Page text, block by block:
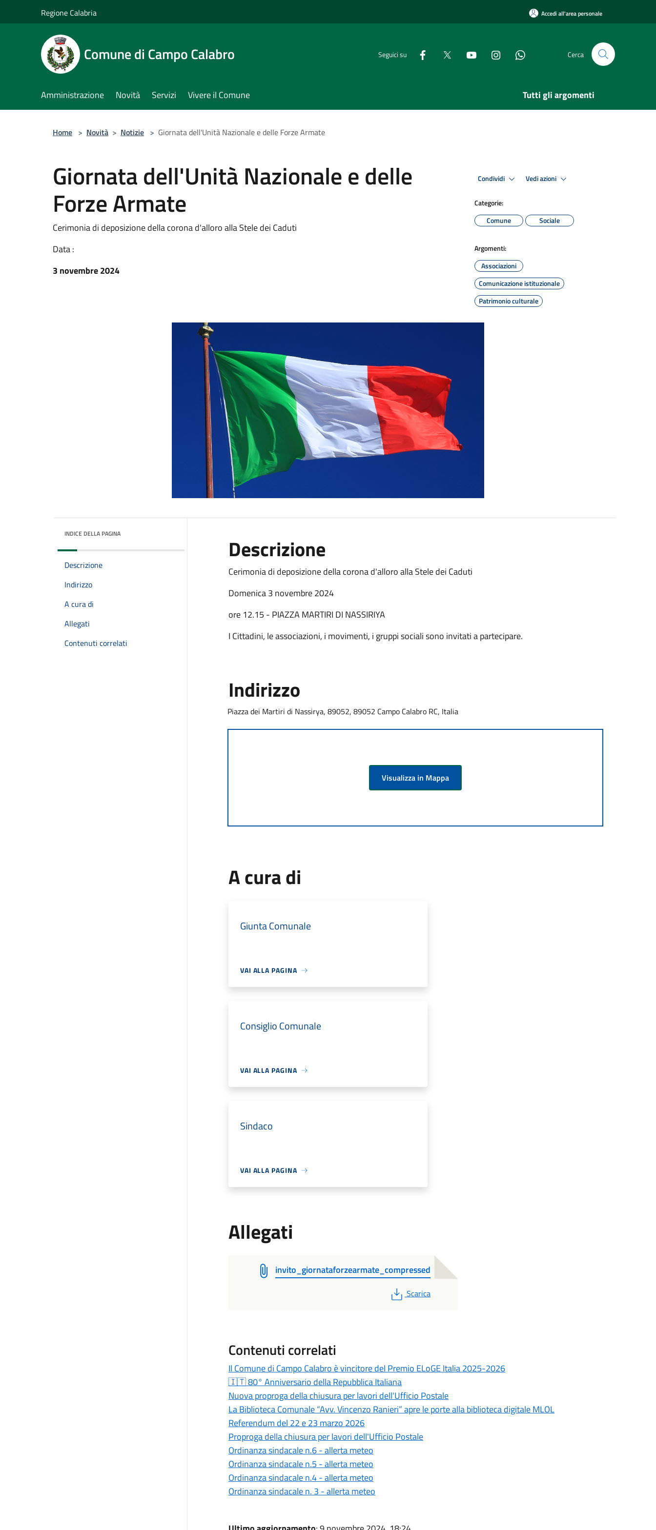
Regione Calabria Accedi all'area personale
Comune di Campo Calabro Seguici su Cerca
Amministrazione Novità Servizi Vivere il Comune Tutti gli argomenti
Home > Novità > Notizie > Giornata dell'Unità Nazionale e delle Forze Armate
Giornata dell'Unità Nazionale e delle
Forze Armate
Cerimonia di deposizione della corona d'alloro alla Stele dei Caduti
Data :
3 novembre 2024
Condividi Vedi azioni
Categorie:
Comune
Sociale
Argomenti:
Associazioni
Comunicazione istituzionale
Patrimonio culturale
INDICE DELLA PAGINA
Descrizione
Indirizzo
A cura di
Allegati
Contenuti correlati
Descrizione
Cerimonia di deposizione della corona d'alloro alla Stele dei Caduti
Domenica 3 novembre 2024
ore 12.15 - PIAZZA MARTIRI DI NASSIRIYA
I Cittadini, le associazioni, i movimenti, i gruppi sociali sono invitati a partecipare.
Indirizzo
Piazza dei Martiri di Nassirya, 89052, 89052 Campo Calabro RC, Italia
Visualizza in Mappa
A cura di
Giunta Comunale
VAI ALLA PAGINA
Consiglio Comunale
VAI ALLA PAGINA
Sindaco
VAI ALLA PAGINA
Allegati
invito_giornataforzearmate_compressed
PDF
Scarica
Contenuti correlati
Il Comune di Campo Calabro è vincitore del Premio ELoGE Italia 2025-2026
🇮🇹 80° Anniversario della Repubblica Italiana
Nuova proproga della chiusura per lavori dell'Ufficio Postale
La Biblioteca Comunale “Avv. Vincenzo Ranieri” apre le porte alla biblioteca digitale MLOL
Referendum del 22 e 23 marzo 2026
Proproga della chiusura per lavori dell'Ufficio Postale
Ordinanza sindacale n.6 - allerta meteo
Ordinanza sindacale n.5 - allerta meteo
Ordinanza sindacale n.4 - allerta meteo
Ordinanza sindacale n. 3 - allerta meteo